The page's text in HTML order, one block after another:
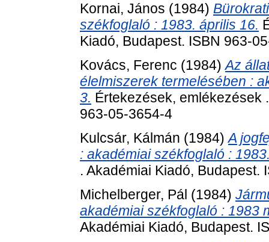
Kornai, János (1984)
székfoglaló : 1983. április 16.
Kiadó, Budapest. ISBN 963-
Kovács, Ferenc (1984)Az
élelmiszerek termelésében :
3. Értekezések, emlékezések
963-05-3654-4
Kulcsár, Kálmán (1984)A
: akadémiai székfoglaló :
. Akadémiai Kiadó, Budapest.
Michelberger, Pál (1984)
akadémiai székfoglaló : 1983
Akadémiai Kiadó, Budapest.